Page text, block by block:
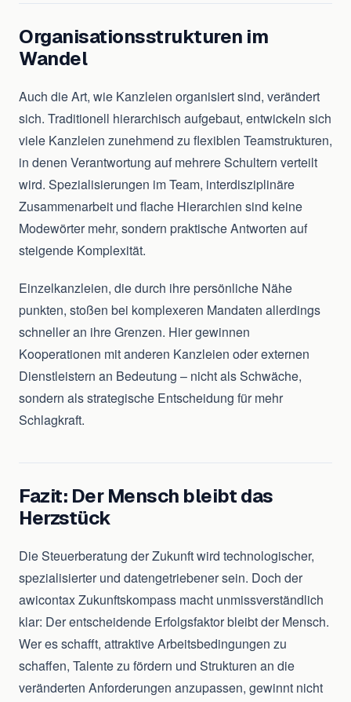
Organisationsstrukturen im
Wandel
Auch die Art, wie Kanzleien organisiert sind, verändert
sich. Traditionell hierarchisch aufgebaut, entwickeln sich
viele Kanzleien zunehmend zu flexiblen Teamstrukturen,
in denen Verantwortung auf mehrere Schultern verteilt
wird. Spezialisierungen im Team, interdisziplinäre
Zusammenarbeit und flache Hierarchien sind keine
Modewörter mehr, sondern praktische Antworten auf
steigende Komplexität.
Einzelkanzleien, die durch ihre persönliche Nähe
punkten, stoßen bei komplexeren Mandaten allerdings
schneller an ihre Grenzen. Hier gewinnen
Kooperationen mit anderen Kanzleien oder externen
Dienstleistern an Bedeutung – nicht als Schwäche,
sondern als strategische Entscheidung für mehr
Schlagkraft.
Fazit: Der Mensch bleibt das
Herzstück
Die Steuerberatung der Zukunft wird technologischer,
spezialisierter und datengetriebener sein. Doch der
awicontax Zukunftskompass macht unmissverständlich
klar: Der entscheidende Erfolgsfaktor bleibt der Mensch.
Wer es schafft, attraktive Arbeitsbedingungen zu
schaffen, Talente zu fördern und Strukturen an die
veränderten Anforderungen anzupassen, gewinnt nicht